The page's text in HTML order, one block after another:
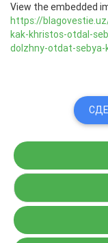
View the embedded
https://
kak-khristos-otdal-
dolzhny-otdat-